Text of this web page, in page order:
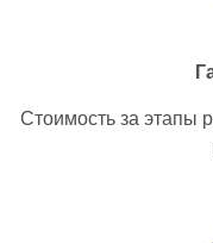
Стоимость за этапы